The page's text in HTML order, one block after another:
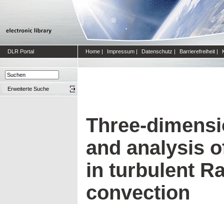
DLR Portal Home | Impressum | Datenschutz | Barrierefreiheit |
Erweiterte Suche
Three-
and analysis
in turbulent
convection